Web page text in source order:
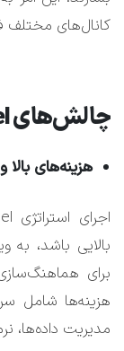
کانال‌های مختلف
چالش‌های Omnichannel
هزینه‌های بالا
بالایی باشد، به
برای
هزینه‌ها شامل
مدیریت داده‌ها،